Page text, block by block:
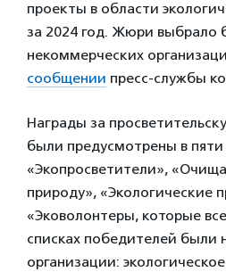
проекты в области
за 2024 год. Жюри выбрало
некоммерческих
сообщении пресс-службы
Награды за
были предусмотрены в
«Экопросветители»,
природу», «Экологические
«Эковолонтеры, которые
списках победителей были
организации: